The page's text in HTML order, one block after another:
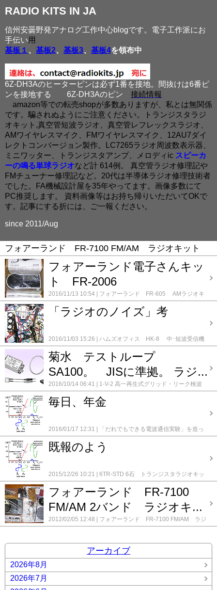
RADIO KITS IN JA
信州安曇野発アナログ工作中心blogです。電子工作派にお
手伝い用
基板１ 、 基板2、 基板3、 基板4を領布中
6Z-DH3Aのヒーターピンは必ず1番を接地。間抜けは6番ピ
ンを接地する
6Z-DH3Aのピン 接続情報
amazon等での転売shopが多数ありますが、私とは無関係
です。騙されぬようにご注意ください。トランジスタラジ
オキット,真空管短波ラジオ、真空管レフレックスラジオ、
AMワイヤレスマイク、FMワイヤレスマイク、12AU7ダイ
レクトコンバージョン製作。LC7265ラジオ周波数表示器、
ミニワッター、トランジスタアンプ、メロディic スピーカ
ーの鳴る単球ラジオなど計 614例。 真空管ラジオ修理記や
FMチューナー修理記など。20代は半導体ラジオ修理技術者
でした。FA機械設計屋を35年やってます。画像多数にて
PC推奨します。 資料画像等はお持ち帰りいただいてOKで
す。記事にする折には、ご一報ください。
since 2011/Aug
フォアーランド FR-7100 FM/AM ラジオキット
フォアーランド電子さんキッ
ト FR-2006
2016/11/13 10:54
フォアーランド FR-605 AMラジオキ
ット
フォアーランド FR-702 7石トランジスタ AMラジオ
キット
フォアーランド FR-7100 FM/AM ラジオキット
フォアーランド FR-7300 FM/AM ラジオ キット
「ラジオのノイズ」考
2016/11/03 15:26
ハムズオフィス HK-8 中･短波受信機
キット 0-V-1
ハム音のなぞ
フォアーランド FR-7100
FM/AM ラジオキット
フォアーランド FR-7300 FM/AM
ラジオ キット
メンテナンス FMチューナー FM-102 TRIO
メンテナンス HEATHKIT GR-64
メンテナンス HR-10B
Heath kit
メンテナンス S-106 クライスラー
メンテナン
メンテナンス TRIO AF-20
メンテナン
ス TRIO AF-20 2号機
ンテナンス YAMAHA チューナー CT-R1
八欧電機 Lー65 AM/SW/FM
メンテナンス 春日無線 3
バンドラジオ AF-252
メンテナンス 東京芝浦 FM/AM ラ
ジオ RM-306F
メンテナンス 松下（ナショナル) RE-
860
メンテナンス 松下（ナショナル) RE-860 2号機
ス 真空管 FM/AM チューナー PIONEER TX-40
メンテ
ナンス 真空管 FM/AM ラジオ 音響 2号機
メンテナン
ス 真空管 FM/AM ラジオ 音響
メンテナンス 真空管
FM/AM ラジオ 音響 3号機
メンテナンス 真空管
FM/AMラジオ 松下（ナショナル) RE-760
メンテナ
ンス 真空管 FM/AMラジオ 松下（ナショナル) RE-760
2号機
メンテナンス 真空管 FMチューナー TRIO FM-30
メンテナンス 真空管FMチューナFU-1000
メンテナンス
真空管ラジオ UA-625
メンテナンス 真空管ラジオ UM-680
メンテナンス 真空管ラジオ ナショナル CX-555
メンテナ
ンス 真空管ラジオ ONKYO FM-820
メンテナンス 真空
菊水 テストループ
SA100。 JISに準拠。 ラジ...
2016/10/14 06:41
1-V-2 高一再生式グリッド・リーク検波
ST管3球ラジオ
1R-STD 単球 再生式ラジオキット
1RW-
DX 単球 再生式ラジオキット (6EH8)
管 高1ゲルマ検波ラジオキット
パー 改造修理
5球スーパーのメンテナンス 2号機
5球ス
ーパーのメンテナンス 3号機
6TR-STD 6石 トランジスタ
ラジオキット
6石スーパーラジオ キット： チェリー
CK-606 AMラジオキット TECSUN社製 2P3
中波ラジオ 1IC+2TR
KIT-210 AM/FM ラジオ
KIT-619 6
石 AMトランジスタラジオキット
KIT-9 6石 AMトランジ
スタラジオキット
PJ-80 ARDF 3.5Mhz を7Mhz化に改造
PJ-80 ARDF 3.5Mhz レシーバーキット
所 新SR-7 7Mhz レシーバーキット
イスペット 6石トラン
ジスタ AMラジオ キット CR-P461A
キングエース
KF506 6石トラジスタ AMラジオキット
ョン SPARROW40-E
サトー電気 7Mhz ダイレクトコ
ンバージョンキット
チェリー CK-411 4石 AMトランジス
オキット
テクノキット HR-981DX AMラジオキット
ハ
フォアー
毎日、年金
2016/01/17 12:31
「だれでもできる電波通信実験」を造っ
てみた。
超再生式FMチューナーキット DBR-402
1RW-DX
単球 再生式ラジオキット (6EH8)
ジスタラジオキット
AM/SW/FM 3バンド
TX-1 真空管式 2球AMワイヤレス マ
アイテック電子研究所 新SR-7 7Mhz レシーバー
キット
イスペット 6石トランジスタ AMラジオ キット
CR-P461A
カセットプレーヤキット K-501_
チェリー
KM-88 8石トランジスタ AMラジオキット
ハム音のなぞ
フォアーランド FR-7100 FM/AM ラジオキット
ミズホ通
信研究所 中波帯ＡＭストレートラジオ
メンテナンス 真
空管ラジオ ONKYO OS-195
自作 LC発振 4石FMワイヤ
プ
自作 中波帯 ST管式AMワイヤレスマイク 05号機
自
作 水晶発振式4石FMワイヤレスマイク(バリキャップ変調)
既報のよう
2015/12/26 10:21
6TR-STD 6石 トランジスタラジオキッ
ト
6石スーパーラジオ キット： チェリー CK-606 AM
ラジオキット TECSUN社製 2P3
KIT-600 ホームラジオキ
ット AM/SW/FM 3バンド
アイテック電子研究所 新SR-7
7Mhz レシーバーキット
サトー電気 7Mhz ダイレクト
コンバージョンキット
フォアーランド FR-7100 FM/AM
マルツエレック MRX-7D-FK 7MHzレシーバキ
DSPラジオキット DS-RAD01
イク キット(ステレオ)
自作 水晶発振式4石FMワイヤレス
自作 電池管3A5 FMワイヤレス
マイク 録録 ★ コメント(0)
フォアーランド FR-7100
FM/AM 2バンド ラジオキ...
2012/02/05 12:48
フォアーランド FR-7100 FM/AM ラジ
オキット
コメント(13)
アーカイブ
2026年8月
2026年7月